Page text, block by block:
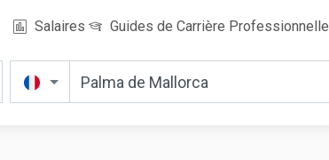
Salaires Guides de Carrière Professionnelle